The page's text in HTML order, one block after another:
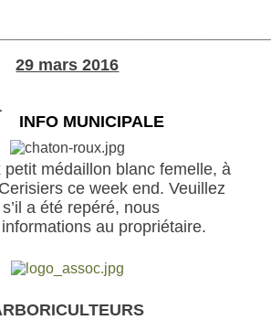
29 mars 2016
INFO MUNICIPALE
médaillon blanc femelle, à
ce week end.Veuillez
a été repéré, nous
au propriétaire.